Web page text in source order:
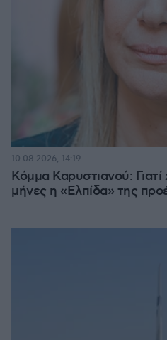
Κόμμα Καρυστιανού:
μήνες η «Ελπίδα» της
10.08.2026, 14:19